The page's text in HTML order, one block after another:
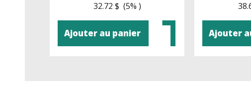
32.72 $ (5% )
Ajouter au panier Ajouter